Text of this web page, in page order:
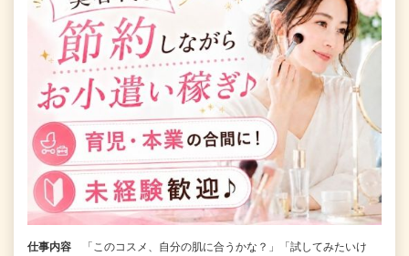
仕事内容
「このコスメ、自分の肌に合うかな？」「試してみたいけ